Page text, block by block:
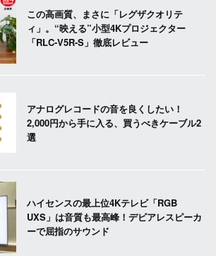
この高画質、まさに「レグザクオリテ
ィ」。“映える”小型4Kプロジェクター
「RLC-V5R-S」徹底レビュー
アナログレコードの音を良くしたい！
2,000円から手に入る、買うべきケーブル2
選
ハイセンスの最上位4Kテレビ「RGB
UXS」は音質も最高峰！デビアレスピーカ
ーで屈指のサウンド